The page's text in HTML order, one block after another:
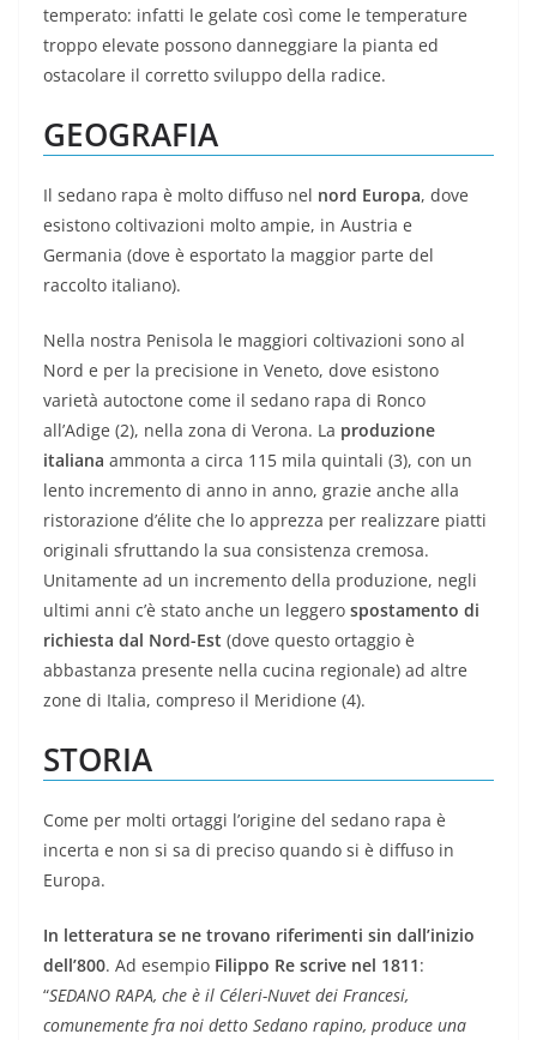
temperato: infatti le gelate così come le temperature
troppo elevate possono danneggiare la pianta ed
ostacolare il corretto sviluppo della radice.
GEOGRAFIA
Il sedano rapa è molto diffuso nel nord Europa, dove
esistono coltivazioni molto ampie, in Austria e
Germania (dove è esportato la maggior parte del
raccolto italiano).
Nella nostra Penisola le maggiori coltivazioni sono al
Nord e per la precisione in Veneto, dove esistono
varietà autoctone come il sedano rapa di Ronco
all’Adige (2), nella zona di Verona. La produzione
italiana ammonta a circa 115 mila quintali (3), con un
lento incremento di anno in anno, grazie anche alla
ristorazione d’élite che lo apprezza per realizzare piatti
originali sfruttando la sua consistenza cremosa.
Unitamente ad un incremento della produzione, negli
ultimi anni c’è stato anche un leggero spostamento di
richiesta dal Nord-Est (dove questo ortaggio è
abbastanza presente nella cucina regionale) ad altre
zone di Italia, compreso il Meridione (4).
STORIA
Come per molti ortaggi l’origine del sedano rapa è
incerta e non si sa di preciso quando si è diffuso in
Europa.
In letteratura se ne trovano riferimenti sin dall’inizio
dell’800. Ad esempio Filippo Re scrive nel 1811:
“SEDANO RAPA, che è il Céleri-Nuvet dei Francesi,
comunemente fra noi detto Sedano rapino, produce una